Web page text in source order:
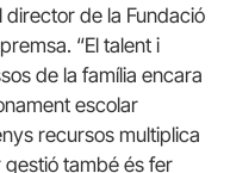
director de la Fundació
“El talent i
de la família encara
escolar
recursos multiplica
gestió també és fer